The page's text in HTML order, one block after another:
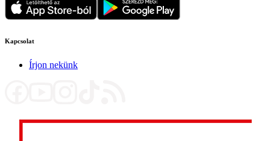
Kapcsolat
Írjon nekünk